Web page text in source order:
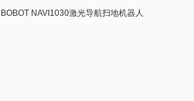
BOBOT NAVI1030激光导航扫地机器人